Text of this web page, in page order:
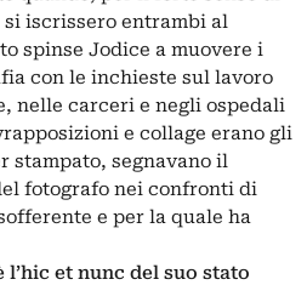
iscrissero entrambi al
spinse Jodice a muovere i
con le inchieste sul lavoro
nelle carceri e negli ospedali
e collage erano gli
stampato, segnavano il
fotografo nei confronti di
e per la quale ha
et nunc del suo stato